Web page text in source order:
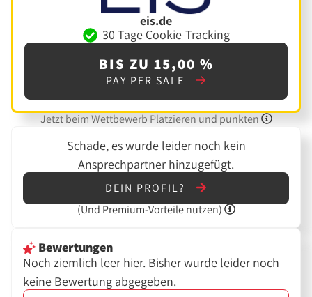
eis.de
30 Tage Cookie-Tracking
BIS ZU 15,00 %
PAY PER SALE
Jetzt beim Wettbewerb Platzieren und punkten
Schade, es wurde leider noch kein
Ansprechpartner hinzugefügt.
DEIN PROFIL?
(UndPremium-Vorteile nutzen)
Bewertungen
Noch ziemlich leer hier. Bisher wurde leider noch
keine Bewertung abgegeben.